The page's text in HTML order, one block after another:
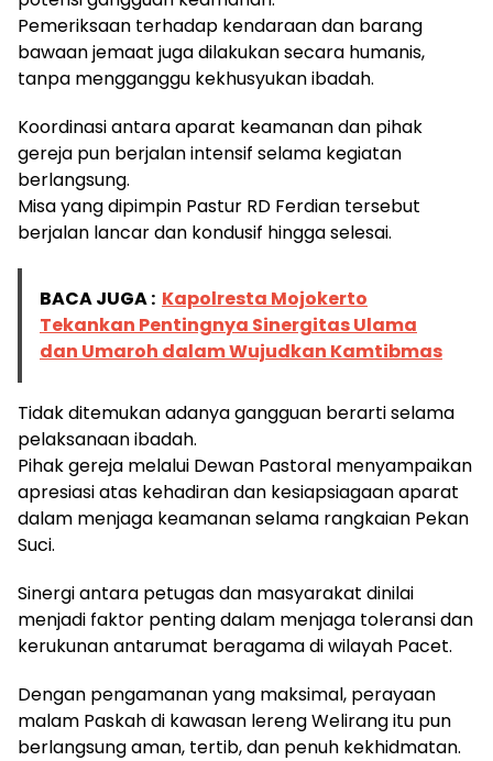
Pemeriksaan terhadap kendaraan dan barang
bawaan jemaat juga dilakukan secara humanis,
tanpa mengganggu kekhusyukan ibadah.
Koordinasi antara aparat keamanan dan pihak
gereja pun berjalan intensif selama kegiatan
berlangsung.
Misa yang dipimpin Pastur RD Ferdian tersebut
berjalan lancar dan kondusif hingga selesai.
BACA JUGA : Kapolresta Mojokerto
Tekankan Pentingnya Sinergitas Ulama
dan Umaroh dalam Wujudkan Kamtibmas
Tidak ditemukan adanya gangguan berarti selama
pelaksanaan ibadah.
Pihak gereja melalui Dewan Pastoral menyampaikan
apresiasi atas kehadiran dan kesiapsiagaan aparat
dalam menjaga keamanan selama rangkaian Pekan
Suci.
Sinergi antara petugas dan masyarakat dinilai
menjadi faktor penting dalam menjaga toleransi dan
kerukunan antarumat beragama di wilayah Pacet.
Dengan pengamanan yang maksimal, perayaan
malam Paskah di kawasan lereng Welirang itu pun
berlangsung aman, tertib, dan penuh kekhidmatan.